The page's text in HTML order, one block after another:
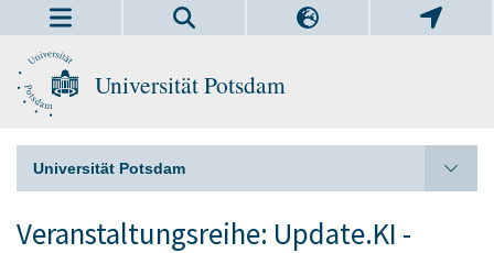
Universität Potsdam
Universität Potsdam
Veranstaltungsreihe: Update.KI -